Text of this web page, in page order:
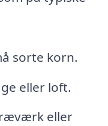
sorte korn.
eller loft.
eller